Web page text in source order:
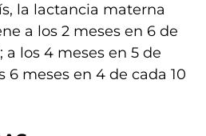
la lactancia materna
a los 2 meses en 6 de
a los 4 meses en 5 de
6 meses en 4 de cada 10